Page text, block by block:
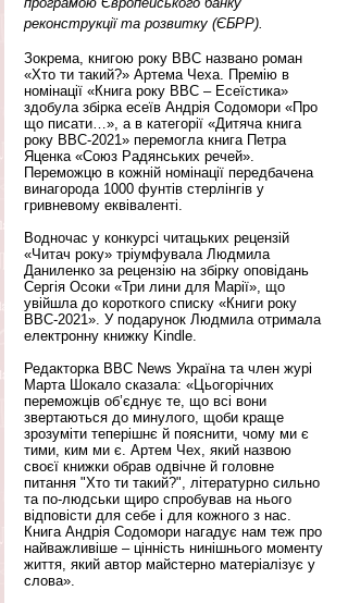
реконструкції та розвитку (ЄБРР).
Зокрема, книгою року BBC названо роман
«Хто ти такий?» Артема Чеха. Премію в
номінації «Книга року ВВС – Есеїстика»
здобула збірка есеїв Андрія Содомори «Про
що писати…», а в категорії «Дитяча книга
року BBC-2021» перемогла книга Петра
Яценка «Союз Радянських речей».
Переможцю в кожній номінації передбачена
винагорода 1000 фунтів стерлінгів у
гривневому еквіваленті.
Водночас у конкурсі читацьких рецензій
«Читач року» тріумфувала Людмила
Даниленко за рецензію на збірку оповідань
Сергія Осоки «Три лини для Марії», що
увійшла до короткого списку «Книги року
BBC-2021». У подарунок Людмила отримала
електронну книжку Kindle.
Редакторка BBC News Україна та член журі
Марта Шокало сказала: «Цьогорічних
переможців об’єднує те, що всі вони
звертаються до минулого, щоби краще
зрозуміти теперішнє й пояснити, чому ми є
тими, ким ми є. Артем Чех, який назвою
своєї книжки обрав одвічне й головне
питання "Хто ти такий?", літературно сильно
та по-людськи щиро спробував на нього
відповісти для себе і для кожного з нас.
Книга Андрія Содомори нагадує нам теж про
найважливіше – цінність нинішнього моменту
життя, який автор майстерно матеріалізує у
слова».